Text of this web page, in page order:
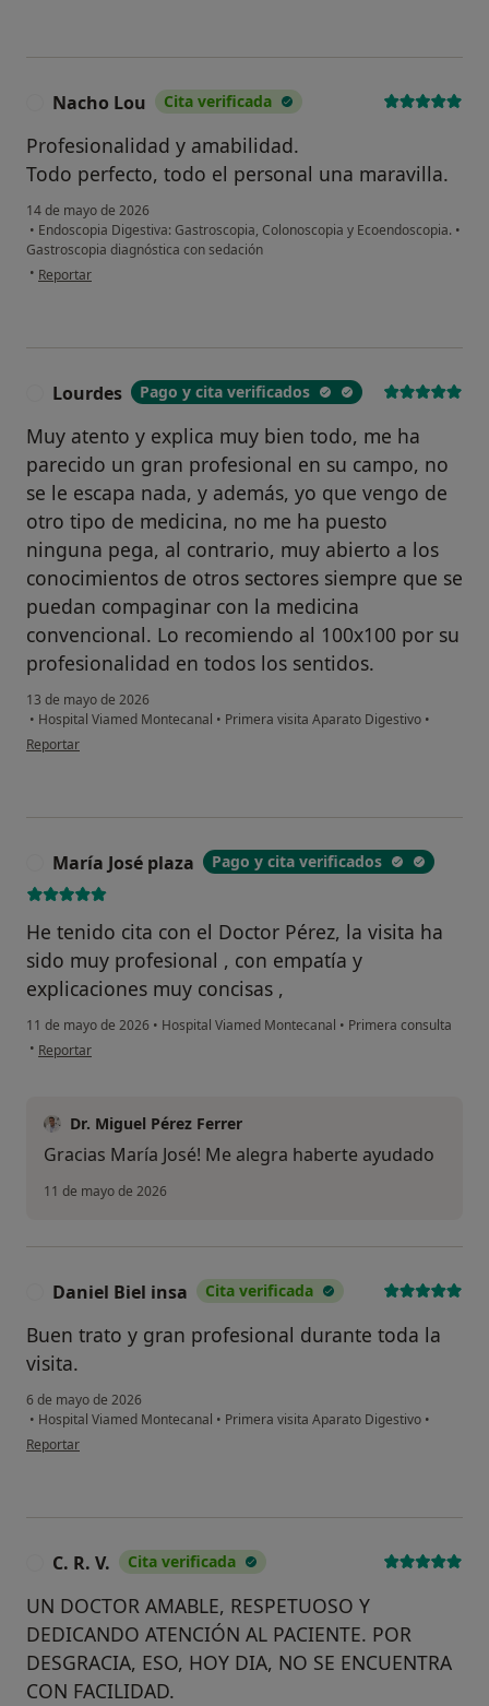
Nacho Lou Cita verificada
Profesionalidad y amabilidad.
Todo perfecto, todo el personal una maravilla.
14 de mayo de 2026
• Endoscopia Digestiva: Gastroscopia, Colonoscopia y Ecoendoscopia. •
Gastroscopia diagnóstica con sedación
• en opinión del usuario Nacho Lou
Reportar
Lourdes Pago y cita verificados
Muy atento y explica muy bien todo, me ha
parecido un gran profesional en su campo, no
se le escapa nada, y además, yo que vengo de
otro tipo de medicina, no me ha puesto
ninguna pega, al contrario, muy abierto a los
conocimientos de otros sectores siempre que se
puedan compaginar con la medicina
convencional. Lo recomiendo al 100x100 por su
profesionalidad en todos los sentidos.
13 de mayo de 2026
• Hospital Viamed Montecanal • Primera visita Aparato Digestivo •
en opinión del usuario Lourdes
Reportar
María José plaza Pago y cita verificados
He tenido cita con el Doctor Pérez, la visita ha
sido muy profesional , con empatía y
explicaciones muy concisas ,
11 de mayo de 2026 • Hospital Viamed Montecanal • Primera consulta
• en opinión del usuario María José plaza
Reportar
Dr. Miguel Pérez Ferrer
Gracias María José! Me alegra haberte ayudado
11 de mayo de 2026
Daniel Biel insa Cita verificada
Buen trato y gran profesional durante toda la
visita.
6 de mayo de 2026
• Hospital Viamed Montecanal • Primera visita Aparato Digestivo •
en opinión del usuario Daniel Biel insa
Reportar
C. R. V. Cita verificada
UN DOCTOR AMABLE, RESPETUOSO Y
DEDICANDO ATENCIÓN AL PACIENTE. POR
DESGRACIA, ESO, HOY DIA, NO SE ENCUENTRA
CON FACILIDAD.